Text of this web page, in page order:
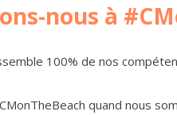
nous à
100% de nos
quand nous